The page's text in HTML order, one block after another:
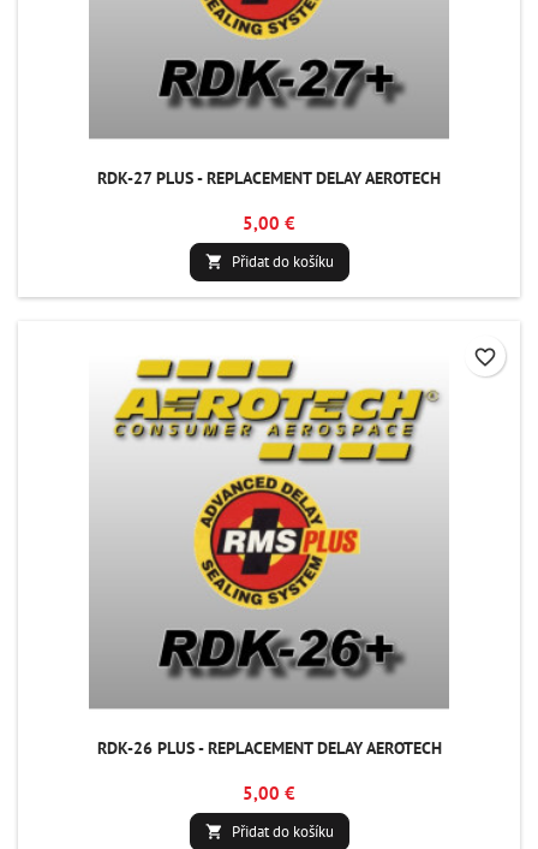
RDK-27 PLUS - REPLACEMENT DELAY AEROTECH
5,00 €
 Přidat do košíku
RDK-26 PLUS - REPLACEMENT DELAY AEROTECH
5,00 €
 Přidat do košíku
favorite_border